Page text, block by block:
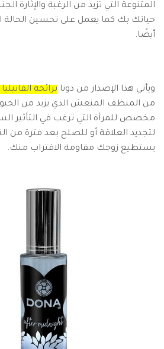
المتنوعة التي تزيد من الرغبة والإثارة
حياتك بك كما يعمل على تحسين الحالة
أيضًا.
ويأتي هذا الإصدار من دونا برائحة
من المنظف المنعش الذي يزيد من
مخصص للمرأة التي ترغب في التأثير
لتجديد العلاقة أو للصلح بعد فترة من
يستطيع زوجك مقاومة الاقتراب منك.